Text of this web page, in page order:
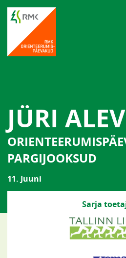
JÜRI
PARGIJOOKSUD
11. Juuni
Sarja